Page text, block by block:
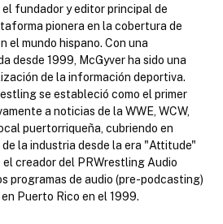
fundador y editor principal de
pionera en la cobertura de
el mundo hispano. Con una
desde 1999, McGyver ha sido una
de la información deportiva.
se estableció como el primer
a noticias de la WWE, WCW,
puertorriqueña, cubriendo en
la industria desde la era "Attitude"
creador del PRWrestling Audio
programas de audio (pre-podcasting)
Puerto Rico en el 1999.